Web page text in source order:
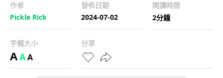
作者
Pickle Rick
發佈日期
2024-07-02
閱讀時間
2分鐘
字體大小
AAA
分享